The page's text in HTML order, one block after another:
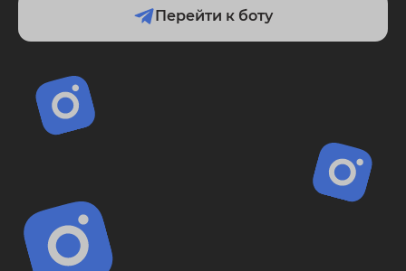
Перейти к боту